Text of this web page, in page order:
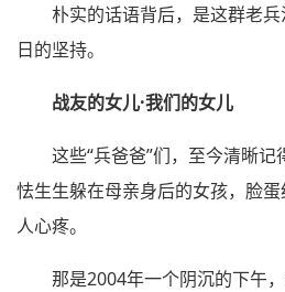
朴实的话语背后，是这群老
日的坚持。
战友的女儿·我们的女儿
这些“兵爸爸”们，至今清晰记
怯生生躲在母亲身后的女孩，脸
人心疼。
那是2004年一个阴沉的下午